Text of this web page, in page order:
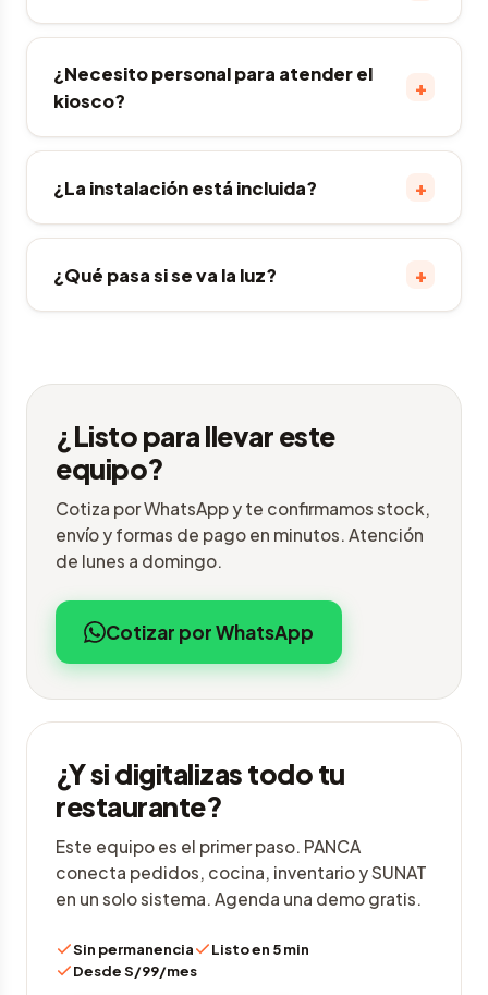
¿Necesito personal para atender el
kiosco?
+
¿La instalación está incluida? +
¿Qué pasa si se va la luz? +
¿Listo para llevar este
equipo?
Cotiza por WhatsApp y te confirmamos stock,
envío y formas de pago en minutos. Atención
de lunes a domingo.
Cotizar por WhatsApp
¿Y si digitalizas todo tu
restaurante?
Este equipo es el primer paso. PANCA
conecta pedidos, cocina, inventario y SUNAT
en un solo sistema. Agenda una demo gratis.
Sin permanencia
Listo en 5 min
Desde S/99/mes